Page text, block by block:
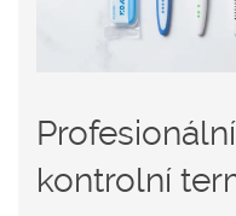
kontrolní